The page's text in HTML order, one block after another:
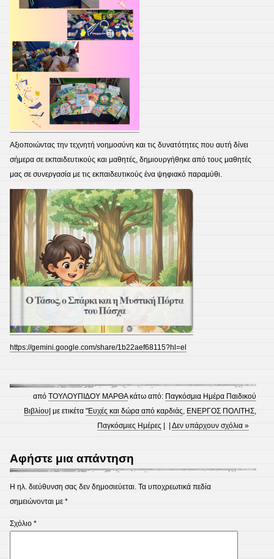
Αξιοποιώντας την τεχνητή νοημοσύνη και τις δυνατότητες που αυτή δίνει
σήμερα σε εκπαιδευτικούς και μαθητές, δημιουργήθηκε από τους μαθητές
μας σε συνεργασία με τις εκπαιδευτικούς ένα ψηφιακό παραμύθι.
https://gemini.google.com/share/1b22aef68115?hl=el
απόΤΟΥΛΟΥΠΙΔΟΥ ΜΑΡΘΑκάτω από: Παγκόσμια Ημέρα Παιδικού
Βιβλίου | με ετικέτα"Ευχές και δώρα από καρδιάς, ΕΝΕΡΓΟΣ ΠΟΛΙΤΗΣ,
Παγκόσμιες Ημέρες | |Δεν υπάρχουν σχόλια »
Αφήστε μια απάντηση
Η ηλ. διεύθυνση σας δεν δημοσιεύεται. Τα υποχρεωτικά πεδία
σημειώνονται με *
Σχόλιο *